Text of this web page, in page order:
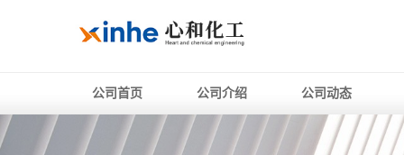
公司首页 公司介绍 公司动态